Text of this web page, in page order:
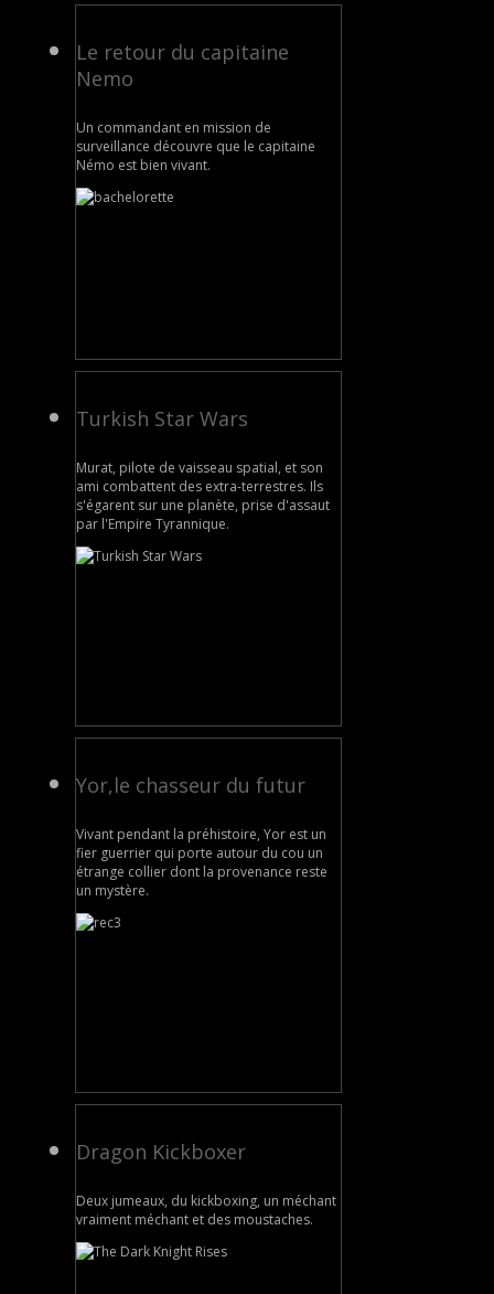
Le retour du capitaine
Nemo
Un commandant en mission de
surveillance découvre que le capitaine
Némo est bien vivant.
Turkish Star Wars
Murat, pilote de vaisseau spatial, et son
ami combattent des extra-terrestres. Ils
s'égarent sur une planète, prise d'assaut
par l'Empire Tyrannique.
Yor,le chasseur du futur
Vivant pendant la préhistoire, Yor est un
fier guerrier qui porte autour du cou un
étrange collier dont la provenance reste
un mystère.
Dragon Kickboxer
Deux jumeaux, du kickboxing, un méchant
vraiment méchant et des moustaches.